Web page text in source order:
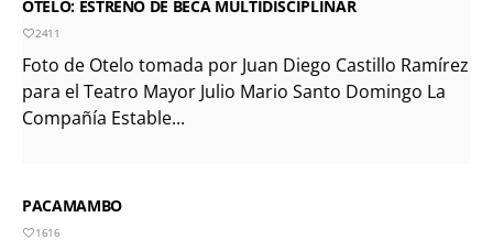
OTELO: ESTRENO DE BECA MULTIDISCIPLINAR
2411
Foto de Otelo tomada por Juan Diego Castillo Ramírez
para el Teatro Mayor Julio Mario Santo Domingo La
Compañía Estable...
PACAMAMBO
1616